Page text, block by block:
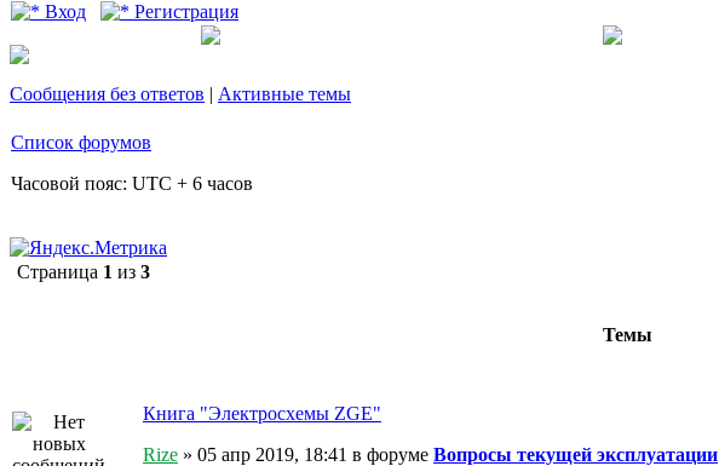
Вход Регистрация
Сообщения без ответов | Активные темы
Список форумов
Часовой пояс: UTC + 6 часов
Страница 1 из 3
Темы
Книга "Электросхемы ZGE"
Rize » 05 апр 2019, 18:41 в форуме Вопросы текущей эксплуатации